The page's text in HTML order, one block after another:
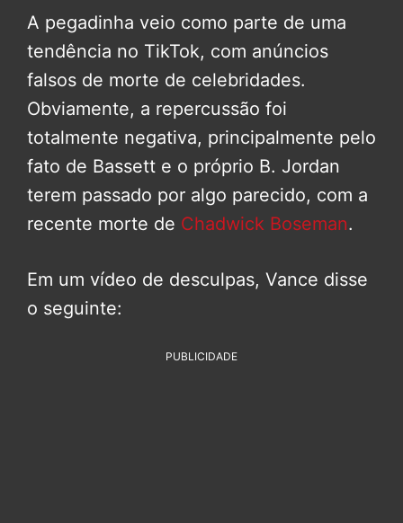
A pegadinha veio como parte de uma
tendência no TikTok, com anúncios
falsos de morte de celebridades.
Obviamente, a repercussão foi
totalmente negativa, principalmente pelo
fato de Bassett e o próprio B. Jordan
terem passado por algo parecido, com a
recente morte de Chadwick Boseman.
Em um vídeo de desculpas, Vance disse
o seguinte:
PUBLICIDADE